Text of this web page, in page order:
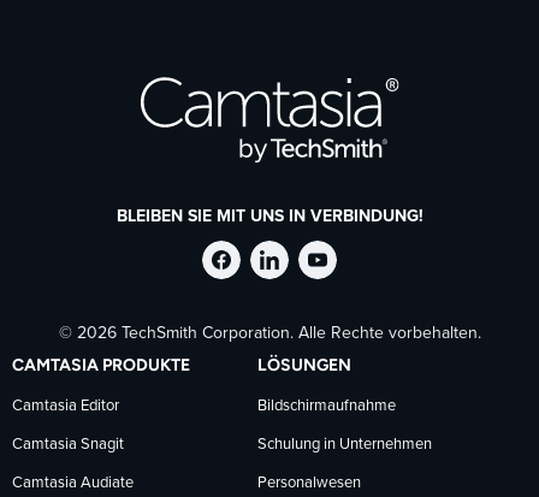
BLEIBEN SIE MIT UNS IN VERBINDUNG!
TechSmith
auf
Facebook
folgen
TechSmith
auf
LinkedIn
folgen
TechSmith
auf
YouTube
folgen
© 2026 TechSmith Corporation. Alle Rechte vorbehalten.
CAMTASIA PRODUKTE
Camtasia Editor
Camtasia Snagit
Camtasia Audiate
LÖSUNGEN
Bildschirmaufnahme
Schulung in Unternehmen
Personalwesen